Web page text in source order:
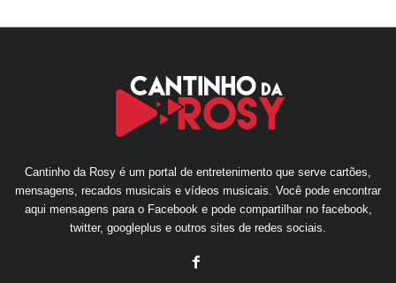
Cantinho da Rosy é um portal de entretenimento que serve cartões,
mensagens, recados musicais e vídeos musicais. Você pode encontrar
aqui mensagens para o Facebook e pode compartilhar no facebook,
twitter, googleplus e outros sites de redes sociais.